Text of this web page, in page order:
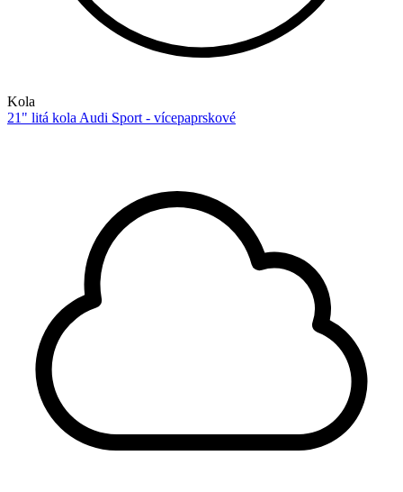
Kola
21" litá kola Audi Sport - vícepaprskové